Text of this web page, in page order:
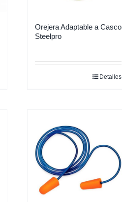
Orejera Adaptable a Casco
Steelpro
Detalles